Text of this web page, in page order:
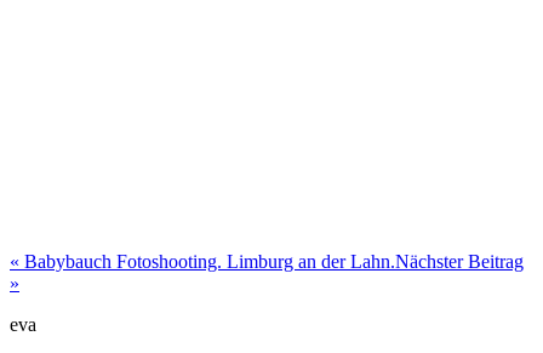
« Babybauch Fotoshooting. Limburg an der Lahn.Nächster Beitrag
»
eva